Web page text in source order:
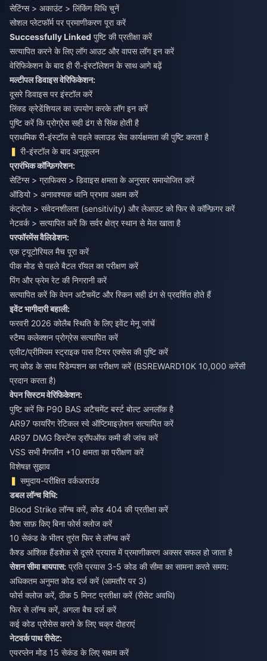
सेटिंग्स > अकाउंट > लिंकिंग विधि चुनें
सोशल प्लेटफॉर्म पर प्रमाणीकरण पूरा करें
Successfully Linked पुष्टि की प्रतीक्षा करें
सत्यापित करने के लिए लॉग आउट और वापस लॉग इन करें
वेरिफिकेशन के बाद ही री-इंस्टॉलेशन के साथ आगे बढ़ें
मल्टीपल डिवाइस वेरिफिकेशन:
दूसरे डिवाइस पर इंस्टॉल करें
लिंक्ड क्रेडेंशियल का उपयोग करके लॉग इन करें
पुष्टि करें कि प्रोग्रेस सही ढंग से सिंक होती है
प्राथमिक री-इंस्टॉल से पहले क्लाउड सेव कार्यक्षमता की पुष्टि करता है
री-इंस्टॉल के बाद अनुकूलन
प्रारंभिक कॉन्फ़िगरेशन:
सेटिंग्स > ग्राफिक्स > डिवाइस क्षमता के अनुसार समायोजित करें
ऑडियो > अनावश्यक ध्वनि प्रभाव अक्षम करें
कंट्रोल > संवेदनशीलता (sensitivity) और लेआउट को फिर से कॉन्फ़िगर करें
नेटवर्क > सत्यापित करें कि सर्वर क्षेत्र स्थान से मेल खाता है
परफॉरमेंस वैलिडेशन:
एक ट्यूटोरियल मैच पूरा करें
पीक मोड से पहले बैटल रॉयल का परीक्षण करें
पिंग और फ्रेम रेट की निगरानी करें
सत्यापित करें कि वेपन अटैचमेंट और स्किन सही ढंग से प्रदर्शित होते हैं
इवेंट भागीदारी बहाली:
फरवरी 2026 कोलैब स्थिति के लिए इवेंट मेनू जांचें
स्टैम्प कलेक्शन प्रोग्रेस सत्यापित करें
एलीट/प्रीमियम स्ट्राइक पास टियर एक्सेस की पुष्टि करें
नए कोड के साथ रिडेम्पशन का परीक्षण करें (BSREWARD10K 10,000 करेंसी
प्रदान करता है)
वेपन सिस्टम वेरिफिकेशन:
पुष्टि करें कि P90 BAS अटैचमेंट बर्स्ट बोल्ट अनलॉक है
AR97 फायरिंग रेटिकल स्वे ऑप्टिमाइज़ेशन सत्यापित करें
AR97 DMG डिस्टेंस ड्रॉपऑफ कमी की जांच करें
VSS सभी मैगजीन +10 क्षमता का परीक्षण करें
विशेषज्ञ सुझाव
समुदाय-परीक्षित वर्कअराउंड
डबल लॉन्च विधि:
Blood Strike लॉन्च करें, कोड 404 की प्रतीक्षा करें
कैश साफ़ किए बिना फोर्स क्लोज करें
10 सेकंड के भीतर तुरंत फिर से लॉन्च करें
कैश्ड आंशिक हैंडशेक से दूसरे प्रयास में प्रमाणीकरण अक्सर सफल हो जाता है
सेशन सीमा बायपास: प्रति प्रयास 3-5 कोड की सीमा का सामना करते समय:
अधिकतम अनुमत कोड दर्ज करें (आमतौर पर 3)
फोर्स क्लोज करें, ठीक 5 मिनट प्रतीक्षा करें (रीसेट अवधि)
फिर से लॉन्च करें, अगला बैच दर्ज करें
कई कोड प्रोसेस करने के लिए चक्र दोहराएं
नेटवर्क पाथ रीसेट:
एयरप्लेन मोड 15 सेकंड के लिए सक्षम करें